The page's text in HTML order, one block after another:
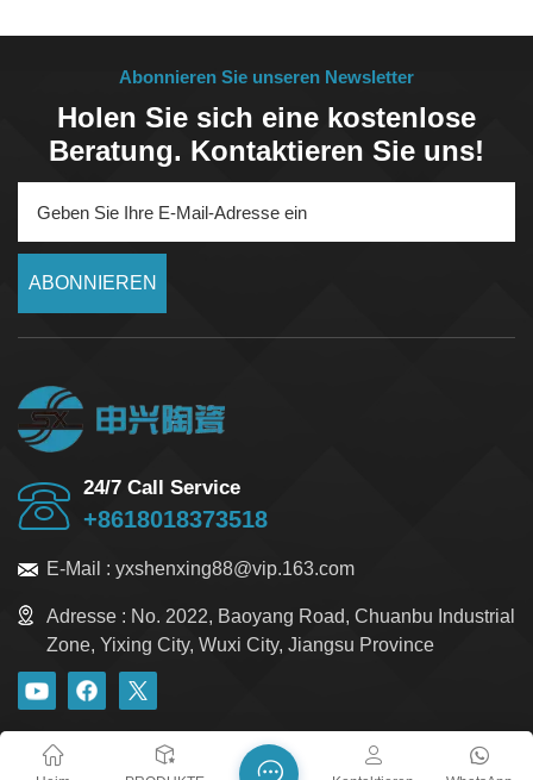
Abonnieren Sie unseren Newsletter
Holen Sie sich eine kostenlose
Beratung. Kontaktieren Sie uns!
ABONNIEREN
24/7 Call Service
+8618018373518
E-Mail : yxshenxing88@vip.163.com
Adresse : No. 2022, Baoyang Road, Chuanbu Industrial
Zone, Yixing City, Wuxi City, Jiangsu Province
Xml Datenschutzrichtlinie Sitemap